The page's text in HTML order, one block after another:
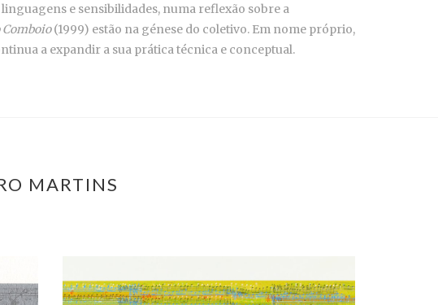
e sensibilidades, numa reflexão sobre a
Comboio(1999) estão na génese do coletivo. Em nome próprio,
a expandir a sua prática técnica e conceptual.
MARTINS